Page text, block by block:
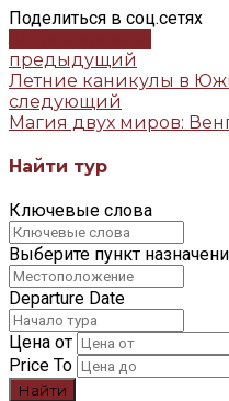
Поделиться в соц.сетях
предыдущий
Летние каникулы в
следующий
Магия двух миров:
Найти тур
Ключевые слова
Выберите пункт
Departure Date
Цена от
Price To
Найти